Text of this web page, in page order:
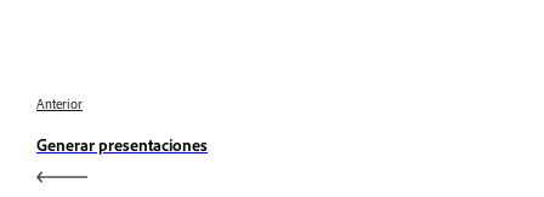
Anterior
Generar presentaciones